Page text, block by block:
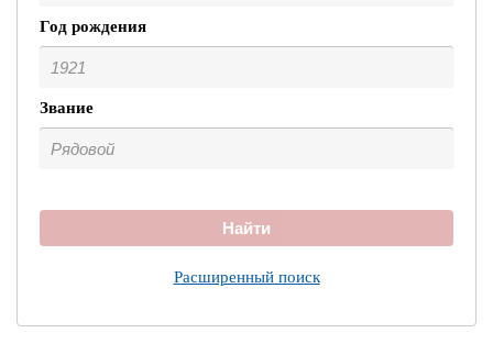
Год рождения
Звание
Найти
Расширенный поиск